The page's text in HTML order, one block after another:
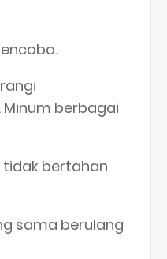
Minum berbagai
tidak bertahan
sama berulang